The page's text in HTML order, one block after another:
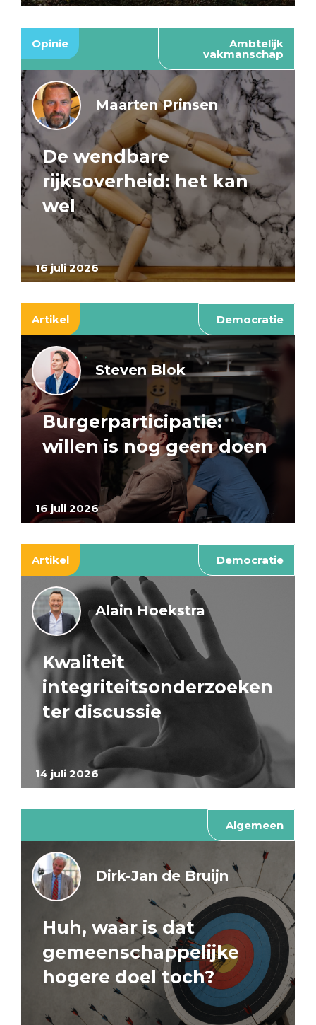
Opinie Ambtelijk
vakmanschap
16 juli 2026
Maarten Prinsen
De wendbare
rijksoverheid: het kan
wel
Artikel Democratie
16 juli 2026
Steven Blok
Burgerparticipatie:
willen is nog geen doen
Artikel Democratie
14 juli 2026
Alain Hoekstra
Kwaliteit
integriteitsonderzoeken
ter discussie
Algemeen
Dirk-Jan de Bruijn
Huh, waar is dat
gemeenschappelijke
hogere doel toch?